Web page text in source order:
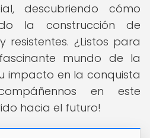
descubriendo cómo
la construcción de
resistentes. ¿Listos para
mundo de la
impacto en la conquista
en este
hacia el futuro!